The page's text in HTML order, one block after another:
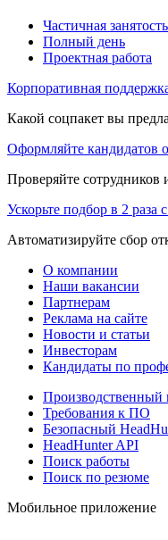
Частичная занятость
Полный день
Проектная работа
Корпоративная
Какой соцпакет вы
Оформляйте кандидатов
Проверяйте
Ускорьте подбор в 2 раза
Автоматизируйте сбор
О компании
Наши вакансии
Партнерам
Реклама на сайте
Новости и статьи
Инвесторам
Кандидаты по
Производственный
Требования к ПО
Безопасный
HeadHunter API
Поиск работы
Поиск по резюме
Мобильное приложение